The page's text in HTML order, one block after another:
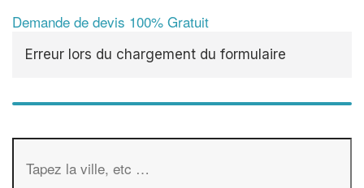
Demande de devis 100% Gratuit
Erreur lors du chargement du formulaire